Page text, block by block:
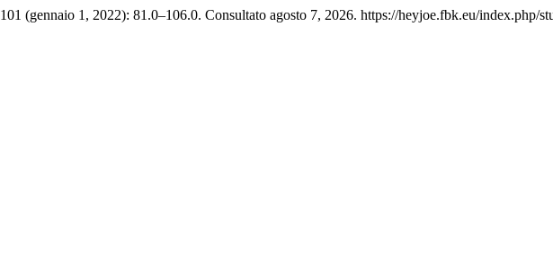
101 (gennaio 1, 2022): 81.0–106.0. Consultato agosto 7, 2026. https://heyjoe.fbk.eu/index.php/